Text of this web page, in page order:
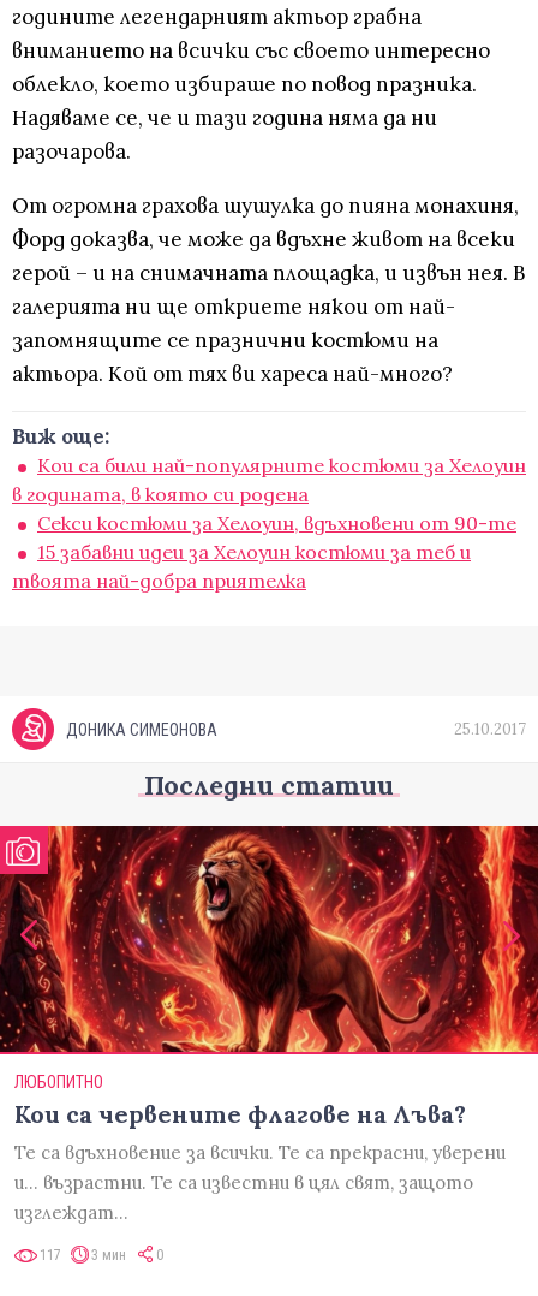
годините легендарният актьор грабна
вниманието на всички със своето интересно
облекло, което избираше по повод празника.
Надяваме се, че и тази година няма да ни
разочарова.
От огромна грахова шушулка до пияна монахиня,
Форд доказва, че може да вдъхне живот на всеки
герой – и на снимачната площадка, и извън нея. В
галерията ни ще откриете някои от най-
запомнящите се празнични костюми на
актьора. Кой от тях ви хареса най-много?
Виж още:
Кои са били най-популярните костюми за Хелоуин
в годината, в която си родена
Секси костюми за Хелоуин, вдъхновени от 90-те
15 забавни идеи за Хелоуин костюми за теб и
твоята най-добра приятелка
ДОНИКА СИМЕОНОВА 25.10.2017
Последни статии
ЛЮБОПИТНО
Кои са червените флагове на Лъва?
Те са вдъхновение за всички. Те са прекрасни, уверени
и... възрастни. Те са известни в цял свят, защото
изглеждат…
117 3 мин 0